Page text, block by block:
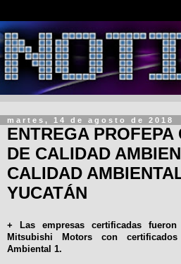
martes, 14 de agosto de 2018
ENTREGA PROFEPA
DE CALIDAD
CALIDAD
YUCATÁN
+ Las empresas certificadas
Mitsubishi Motors con
Ambiental 1.